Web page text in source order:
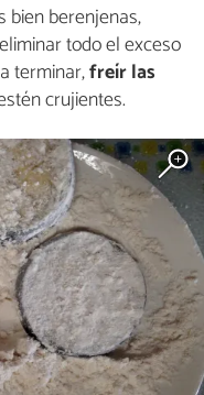
bien berenjenas,
todo el exceso
terminar,freír las
crujientes.